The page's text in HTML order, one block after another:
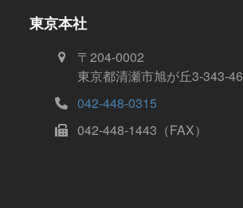
東京本社
〒204-0002
東京都清瀬市旭が丘3-343-46
042-448-0315
042-448-1443（FAX）